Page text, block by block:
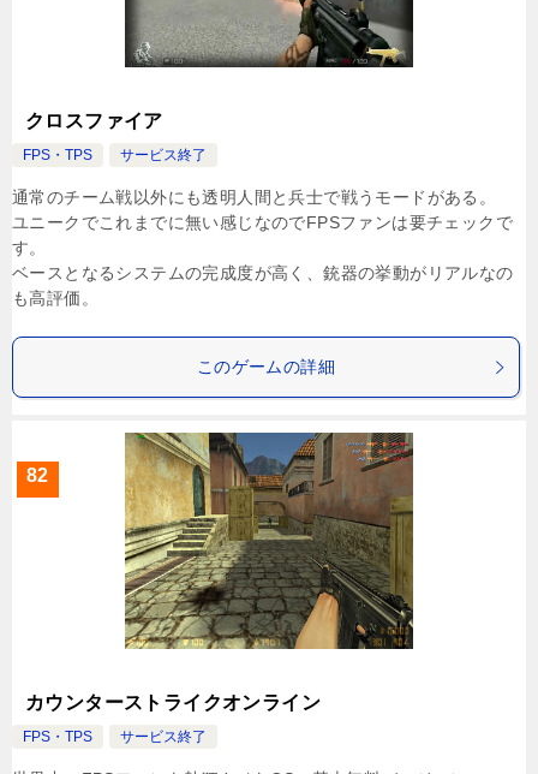
クロスファイア
FPS・TPS サービス終了
通常のチーム戦以外にも透明人間と兵士で戦うモードがある。
ユニークでこれまでに無い感じなのでFPSファンは要チェックで
す。
ベースとなるシステムの完成度が高く、銃器の挙動がリアルなの
も高評価。
このゲームの詳細
82
カウンターストライクオンライン
FPS・TPS サービス終了